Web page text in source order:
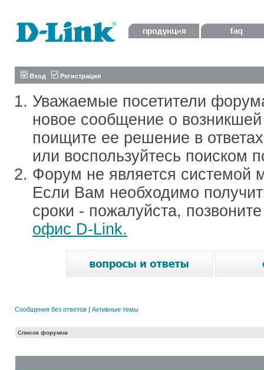
Вход Регистрация
Уважаемые посетители
новое сообщение о
поищите ее решение в
или воспользуйтесь поиском
Форум не является системой
Если Вам необходимо
сроки - пожалуйста,
офис D-Link.
Сообщения без ответов | Активные темы
Список форумов